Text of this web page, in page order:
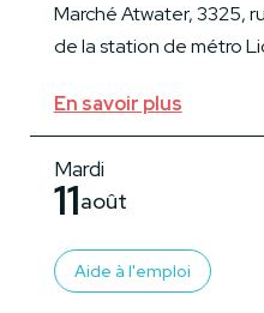
Marché Atwater, 3325,
de la station de métro
En savoir plus
Mardi
11août
Aide à l'emploi